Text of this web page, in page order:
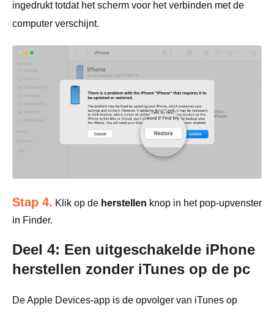
ingedrukt totdat het scherm voor het verbinden met de
computer verschijnt.
Stap 4. Klik op de herstellen knop in het pop-upvenster
in Finder.
Deel 4: Een uitgeschakelde iPhone
herstellen zonder iTunes op de pc
De Apple Devices-app is de opvolger van iTunes op